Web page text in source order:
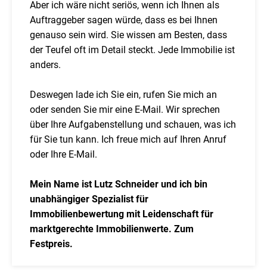
Aber ich wäre nicht seriös, wenn ich Ihnen als
Auftraggeber sagen würde, dass es bei Ihnen
genauso sein wird. Sie wissen am Besten, dass
der Teufel oft im Detail steckt. Jede Immobilie ist
anders.
Deswegen lade ich Sie ein, rufen Sie mich an
oder senden Sie mir eine E-Mail. Wir sprechen
über Ihre Aufgabenstellung und schauen, was ich
für Sie tun kann. Ich freue mich auf Ihren Anruf
oder Ihre E-Mail.
Mein Name ist Lutz Schneider und ich bin
unabhängiger Spezialist für
Immobilienbewertung mit Leidenschaft für
marktgerechte Immobilienwerte. Zum
Festpreis.